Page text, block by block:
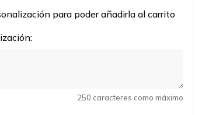
para poder añadirla al carrito
250 caracteres como máximo